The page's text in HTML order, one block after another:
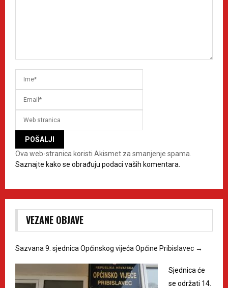
Ova web-stranica koristi Akismet za smanjenje spama.
Saznajte kako se obrađuju podaci vaših komentara.
VEZANE OBJAVE
Sazvana 9. sjednica Općinskog vijeća Općine Pribislavec →
Sjednica će
se održati 14.